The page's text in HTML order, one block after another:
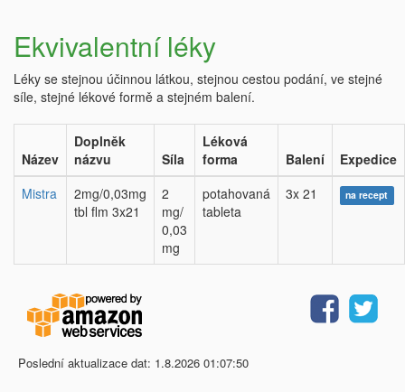
Ekvivalentní léky
Léky se stejnou účinnou látkou, stejnou cestou podání, ve stejné
síle, stejné lékové formě a stejném balení.
Název
Doplněk
názvu
Síla
Léková
forma
Balení
Expedice
Mistra
2mg/0,03mg
tbl flm 3x21
2
mg/
0,03
mg
potahovaná
tableta
3x 21 na recept
Poslední aktualizace dat: 1.8.2026 01:07:50